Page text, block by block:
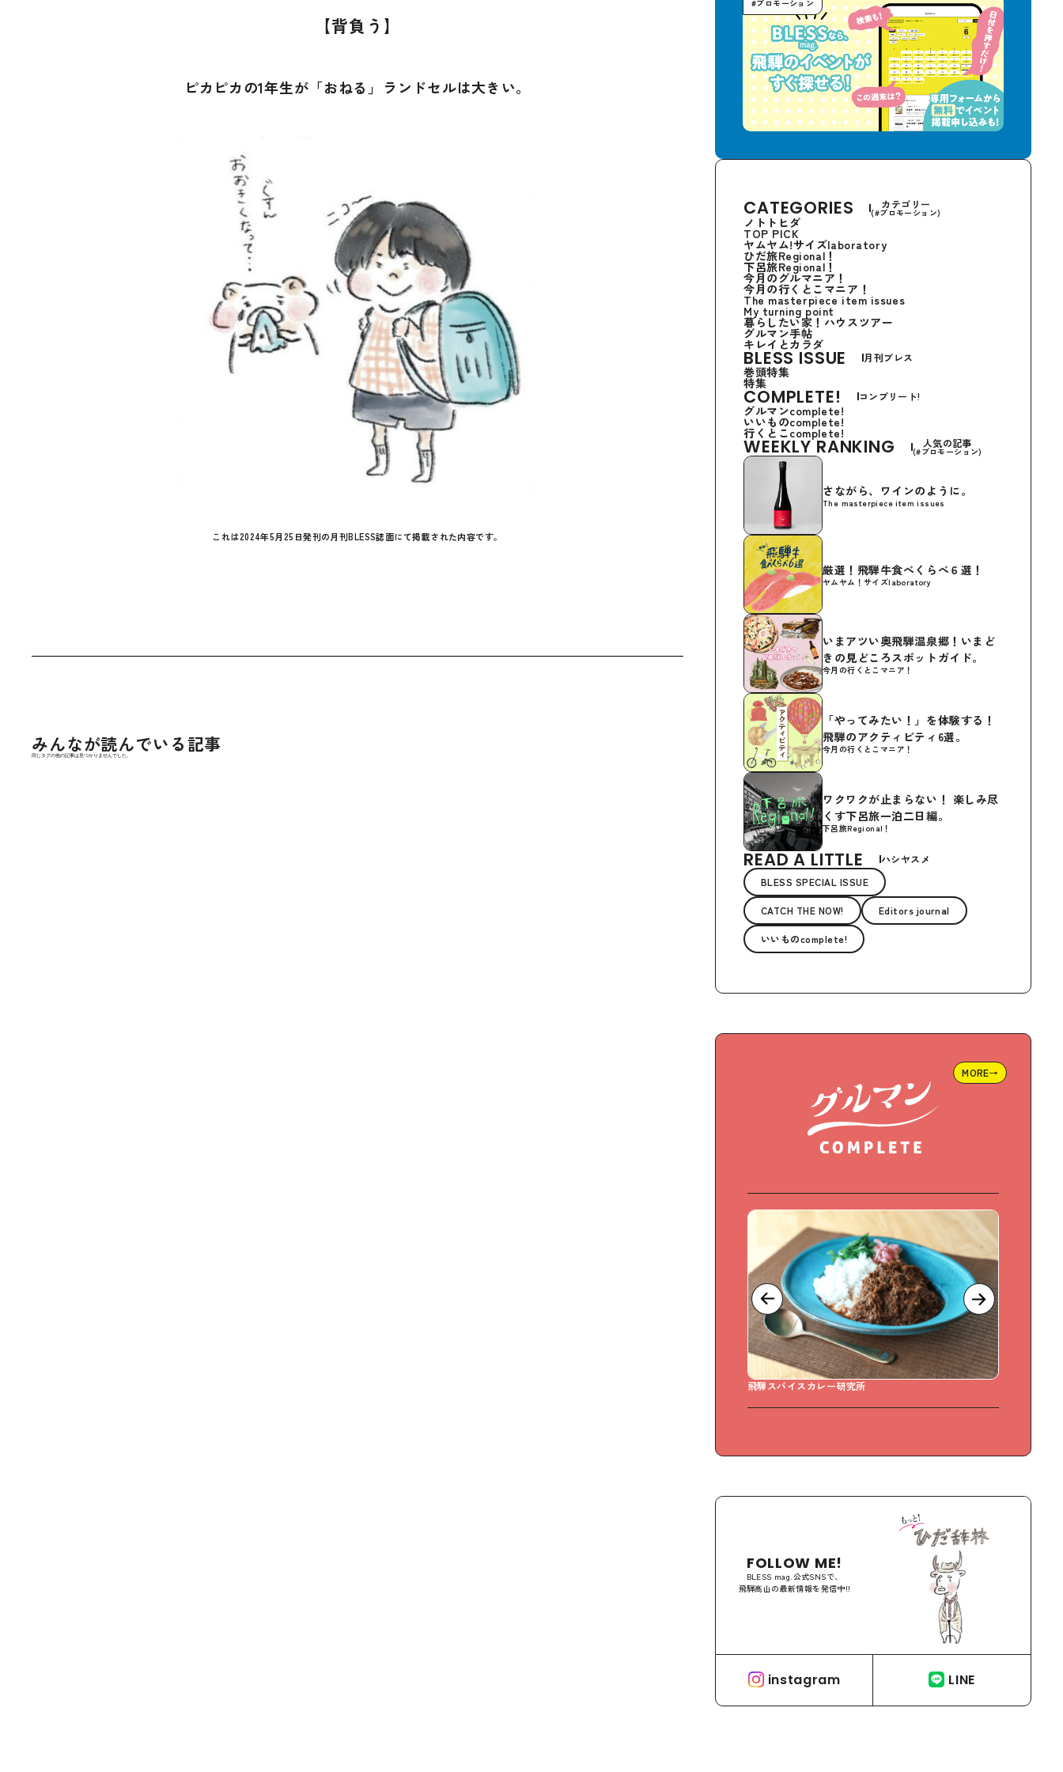
【背負う】
ピカピカの1年生が「おねる」ランドセルは大きい。
これは2024年5月25日発刊の月刊BLESS誌面にて掲載された内容です。
みんなが読んでいる記事
同じタグの他の記事は見つかりませんでした。
#プロモーション
CATEGORIES カテゴリー
(#プロモーション)
ノトトヒダ
TOP PICK
ヤムヤム!サイズlaboratory
ひだ旅Regional！
下呂旅Regional！
今月のグルマニア！
今月の行くとこマニア！
The masterpiece item issues
My turning point
暮らしたい家！ハウスツアー
グルマン手帖
キレイとカラダ
BLESS ISSUE 月刊ブレス
巻頭特集
特集
COMPLETE! コンプリート!
グルマンcomplete!
いいものcomplete!
行くとこcomplete!
WEEKLY RANKING 人気の記事
(#プロモーション)
The masterpiece item issues
さながら、ワインのように。
ヤムヤム！サイズlaboratory
厳選！飛騨牛食べくらべ６選！
今月の行くとこマニア！
いまアツい奥飛騨温泉郷！いまど
きの見どころスポットガイド。
今月の行くとこマニア！
「やってみたい！」を体験する！
飛騨のアクティビティ6選。
下呂旅Regional！
ワクワクが止まらない！ 楽しみ尽
くす下呂旅一泊二日編。
READ A LITTLE
ハシヤスメ
BLESS SPECIAL ISSUE
CATCH THE NOW! Editors journal
いいものcomplete!
MORE→
Sweet Days どら焼き専門店
FOLLOW ME!
BLESS mag.公式SNSで、
飛騨高山の最新情報を発信中!!
instagram LINE